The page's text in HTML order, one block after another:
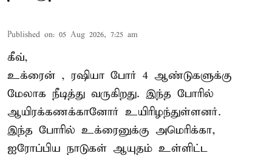
Published on: 05 Aug 2026, 7:25 am
கீவ்,
உக்ரைன் , ரஷியா போர் 4 ஆண்டுகளுக்கு
மேலாக நீடித்து வருகிறது. இந்த போரில்
ஆயிரக்கணக்கானோர் உயிரிழந்துள்ளனர்.
இந்த போரில் உக்ரைனுக்கு அமெரிக்கா,
ஐரோப்பிய நாடுகள் ஆயுதம் உள்ளிட்ட